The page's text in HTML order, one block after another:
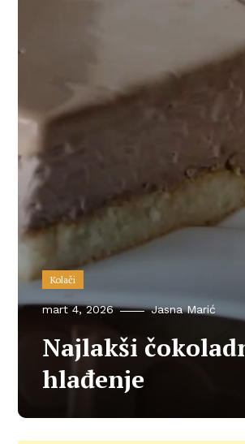
Kolači
mart 4, 2026 Jasna Marić
Najlakši
hlađenje